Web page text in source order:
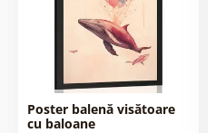
Poster balenă visătoare
cu baloane